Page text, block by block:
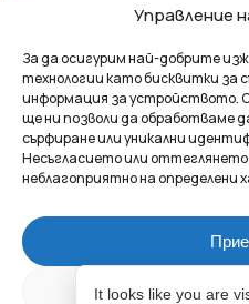
Управление
За да осигурим най-добрите
технологии като бисквитки за
информация за устройството.
ще ни позволи да обработваме
сърфиране или уникални
Несъгласието или
неблагоприятно на определени
Междинна сума:
НАЧАЛО
ЗА НАС
МАГАЗИНЪТ
КОНТАКТ
КОЛЕКЦИИ
ПОВЕРИТЕЛНОСТ
УСЛОВИЯ
Luxury
It looks like you are